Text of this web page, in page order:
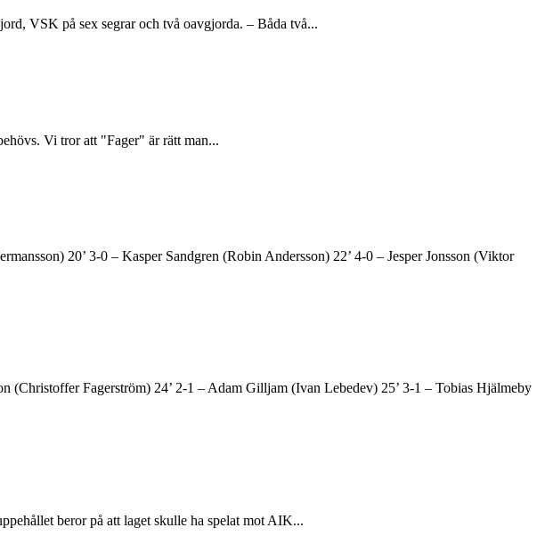
VSK på sex segrar och två oavgjorda. – Båda två...
Vi tror att "Fager" är rätt man...
20’ 3-0 – Kasper Sandgren (Robin Andersson) 22’ 4-0 – Jesper Jonsson (Viktor
(Christoffer Fagerström) 24’ 2-1 – Adam Gilljam (Ivan Lebedev) 25’ 3-1 – Tobias Hjälmeby
beror på att laget skulle ha spelat mot AIK...